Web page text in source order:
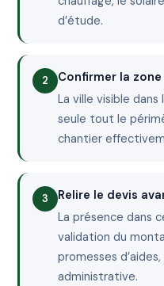
d’étude.
Confirmer la
La ville visible
seule tout le
chantier
Relire le devis
La présence dans
validation du
promesses
administrative.